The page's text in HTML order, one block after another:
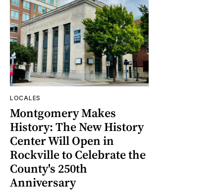
LOCALES
Montgomery Makes
History: The New History
Center Will Open in
Rockville to Celebrate the
County's 250th
Anniversary